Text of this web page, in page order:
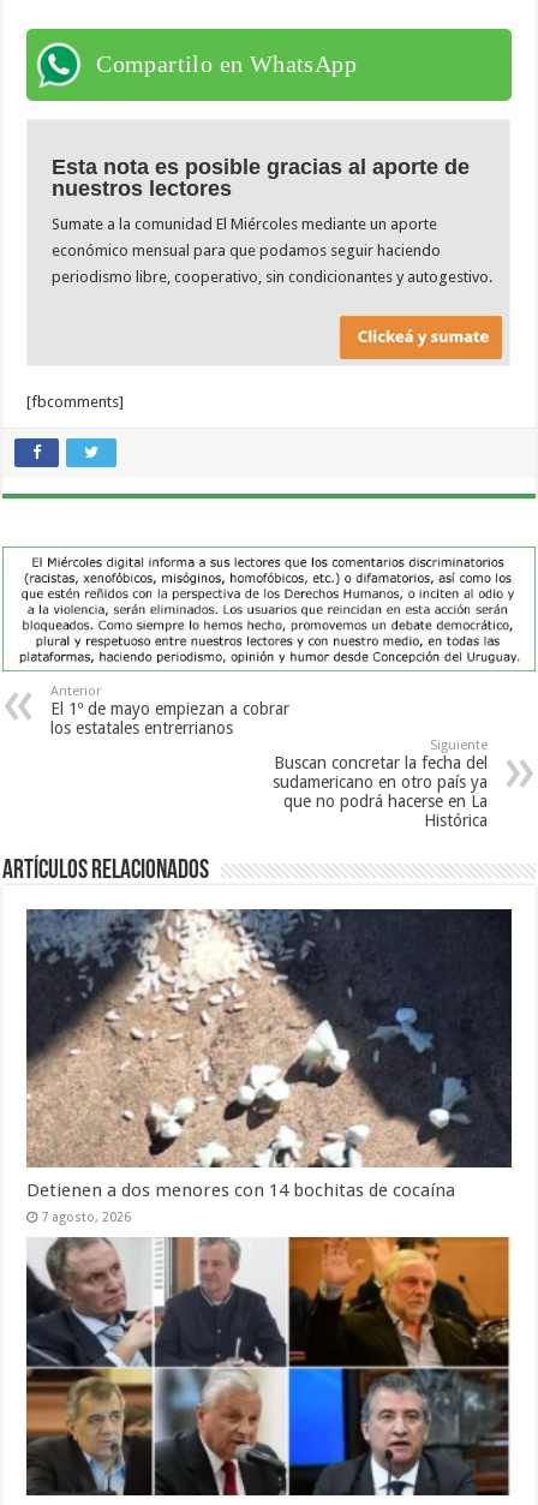
Compartilo en WhatsApp
Esta nota es posible gracias al aporte de
nuestros lectores
Sumate a la comunidad El Miércoles mediante un aporte
económico mensual para que podamos seguir haciendo
periodismo libre, cooperativo, sin condicionantes y autogestivo.
[fbcomments]
Anterior
El 1º de mayo empiezan a cobrar
los estatales entrerrianos
Siguiente
Buscan concretar la fecha del
sudamericano en otro país ya
que no podrá hacerse en La
Histórica
Artículos Relacionados
Detienen a dos menores con 14 bochitas de cocaína
7 agosto, 2026